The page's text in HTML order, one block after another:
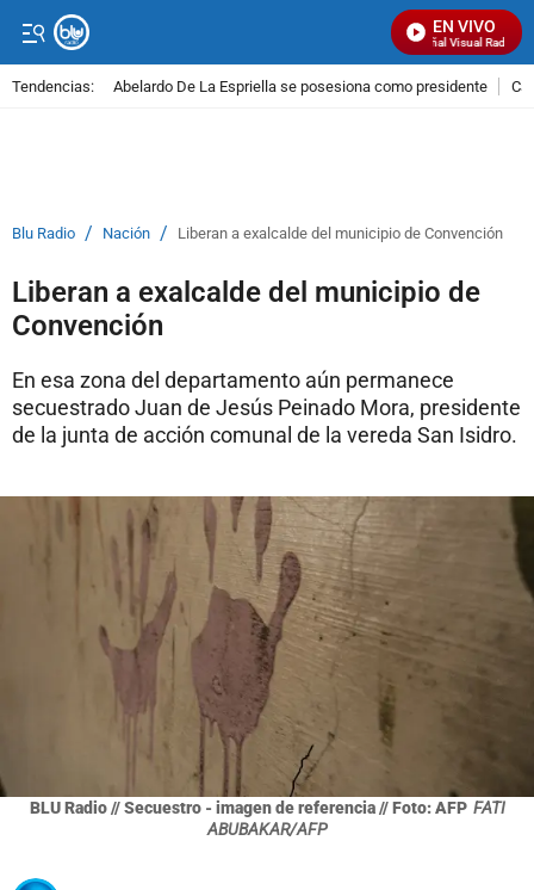
EN VIVO
Señal Visual Radio
Tendencias: Abelardo De La Espriella se posesiona como presidente
Blu Radio / Nación / Liberan a exalcalde del municipio de Convención
Liberan a exalcalde del municipio de
Convención
En esa zona del departamento aún permanece
secuestrado Juan de Jesús Peinado Mora, presidente
de la junta de acción comunal de la vereda San Isidro.
BLU Radio // Secuestro - imagen de referencia // Foto: AFP FATI
ABUBAKAR/AFP